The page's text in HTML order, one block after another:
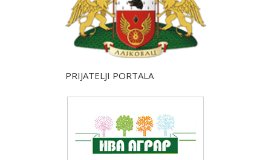
PRIJATELJI PORTALA